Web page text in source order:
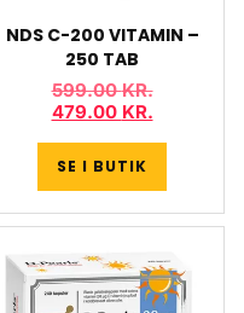
NDS C-200 VITAMIN –
250 TAB
599.00KR.
479.00 KR.
SE I BUTIK